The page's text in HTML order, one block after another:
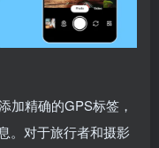
加精确的GPS标签，
。对于旅行者和摄影